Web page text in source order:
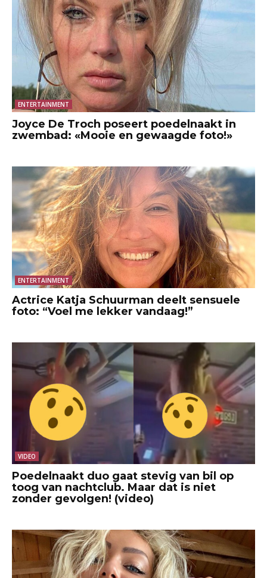
ENTERTAINMENT
Joyce De Troch poseert poedelnaakt in
zwembad: «Mooie en gewaagde foto!»
ENTERTAINMENT
Actrice Katja Schuurman deelt sensuele
foto: “Voel me lekker vandaag!”
VIDEO
Poedelnaakt duo gaat stevig van bil op
toog van nachtclub. Maar dat is niet
zonder gevolgen! (video)